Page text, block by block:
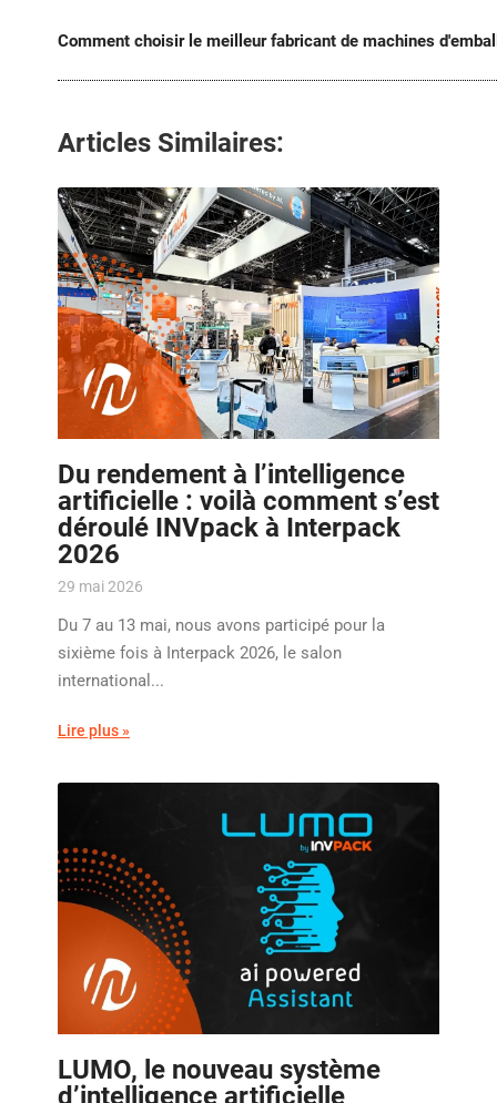
Comment choisir le meilleur fabricant de machines
Articles Similaires:
Du rendement à l’intelligence
artificielle : voilà comment s’est
déroulé INVpack à Interpack
2026
29 mai 2026
Du 7 au 13 mai, nous avons participé pour la
sixième fois à Interpack 2026, le salon
international...
Lire plus »
LUMO, le nouveau système
d’intelligence artificielle